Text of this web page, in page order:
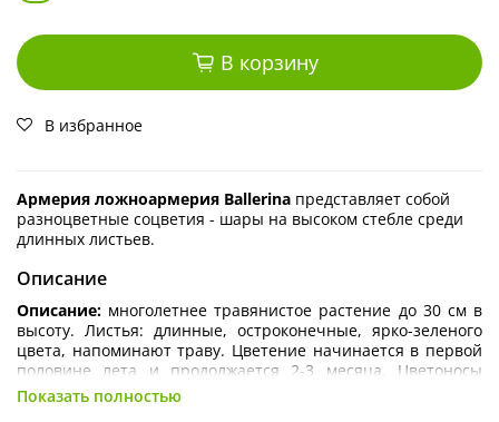
В корзину
В избранное
Армерия ложноармерия Ballerina представляет собой
разноцветные соцветия - шары на высоком стебле среди
длинных листьев.
Описание
Описание: многолетнее травянистое растение до 30 см в
высоту. Листья: длинные, остроконечные, ярко-зеленого
цвета, напоминают траву. Цветение начинается в первой
половине лета и продолжается 2-3 месяца. Цветоносы
формируются в розетке листьев. Соцветия напоминают
Показать полностью